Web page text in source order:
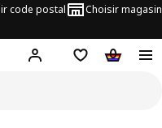
code postal Choisir magasin
Hej! Connecte-toi
Liste d'achats
Panier